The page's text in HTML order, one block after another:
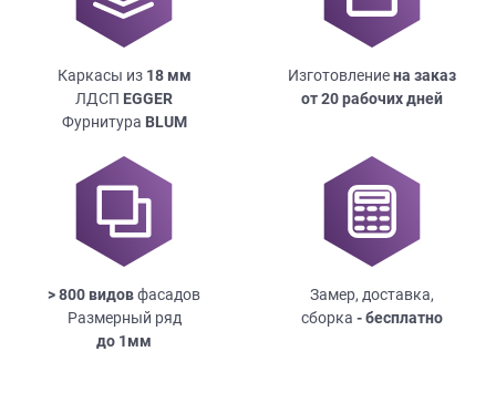
Каркасы из 18мм
ЛДСП EGGER
Фурнитура BLUM
Изготовлениена заказ
от 20 рабочих дней
> 800 видовфасадов
Размерный ряд
до 1мм
Замер, доставка,
сборка - бесплатно